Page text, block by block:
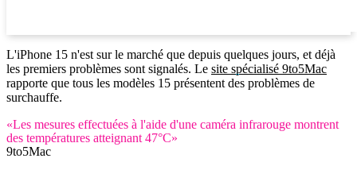
L'iPhone 15 n'est sur le marché que depuis quelques jours, et déjà
les premiers problèmes sont signalés. Le site spécialisé 9to5Mac
rapporte que tous les modèles 15 présentent des problèmes de
surchauffe.
«Les mesures effectuées à l'aide d'une caméra infrarouge montrent
des températures atteignant 47°C»
9to5Mac